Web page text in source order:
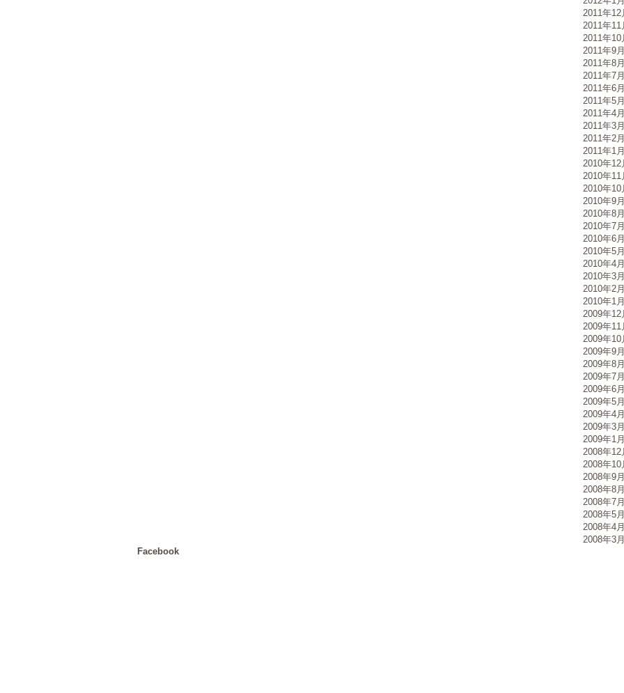
2011年12
2011年11
2011年10
2011年9月
2011年8月
2011年7月
2011年6月
2011年5月
2011年4月
2011年3月
2011年2月
2011年1月
2010年12
2010年11
2010年10
2010年9月
2010年8月
2010年7月
2010年6月
2010年5月
2010年4月
2010年3月
2010年2月
2010年1月
2009年12
2009年11
2009年10
2009年9月
2009年8月
2009年7月
2009年6月
2009年5月
2009年4月
2009年3月
2009年1月
2008年12
2008年10
2008年9月
2008年8月
2008年7月
2008年5月
2008年4月
2008年3月
Facebook